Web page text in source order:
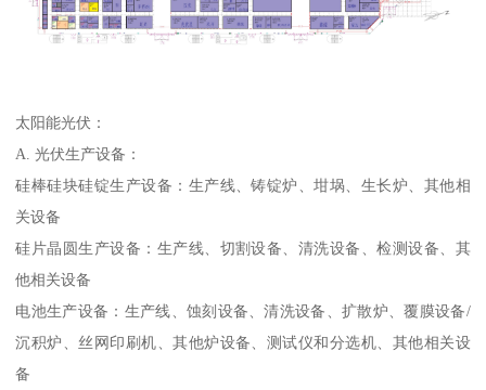
太阳能光伏：
A. 光伏生产设备：
硅棒硅块硅锭生产设备：生产线、铸锭炉、坩埚、生长炉、其他相
关设备
硅片晶圆生产设备：生产线、切割设备、清洗设备、检测设备、其
他相关设备
电池生产设备：生产线、蚀刻设备、清洗设备、扩散炉、覆膜设备/
沉积炉、丝网印刷机、其他炉设备、测试仪和分选机、其他相关设
备